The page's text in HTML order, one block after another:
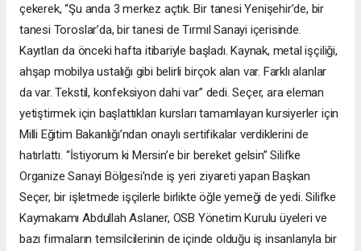
çekerek, “Şu anda 3 merkez açtık. Bir tanesi Yenişehir’de, bir
tanesi Toroslar’da, bir tanesi de Tırmıl Sanayi içerisinde.
Kayıtları da önceki hafta itibariyle başladı. Kaynak, metal işçiliği,
ahşap mobilya ustalığı gibi belirli birçok alan var. Farklı alanlar
da var. Tekstil, konfeksiyon dahi var” dedi. Seçer, ara eleman
yetiştirmek için başlattıkları kursları tamamlayan kursiyerler için
Milli Eğitim Bakanlığı’ndan onaylı sertifikalar verdiklerini de
hatırlattı. “İstiyorum ki Mersin’e bir bereket gelsin” Silifke
Organize Sanayi Bölgesi’nde iş yeri ziyareti yapan Başkan
Seçer, bir işletmede işçilerle birlikte öğle yemeği de yedi. Silifke
Kaymakamı Abdullah Aslaner, OSB Yönetim Kurulu üyeleri ve
bazı firmaların temsilcilerinin de içinde olduğu iş insanlarıyla bir